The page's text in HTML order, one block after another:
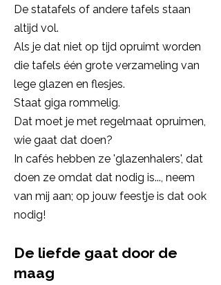
De statafels of andere tafels staan
altijd vol.
Als je dat niet op tijd opruimt worden
die tafels één grote verzameling van
lege glazen en flesjes.
Staat giga rommelig.
Dat moet je met regelmaat opruimen,
wie gaat dat doen?
In cafés hebben ze 'glazenhalers', dat
doen ze omdat dat nodig is..., neem
van mij aan; op jouw feestje is dat ook
nodig!
De liefde gaat door de
maag